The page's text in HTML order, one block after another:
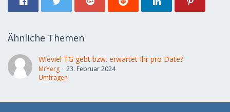
Ähnliche Themen
Wieviel TG gebt bzw. erwartet Ihr pro Date?
MrYerg
23. Februar 2024
Umfragen